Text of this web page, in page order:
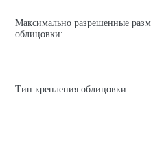
Максимально разрешенные
облицовки:
Тип крепления облицовки: